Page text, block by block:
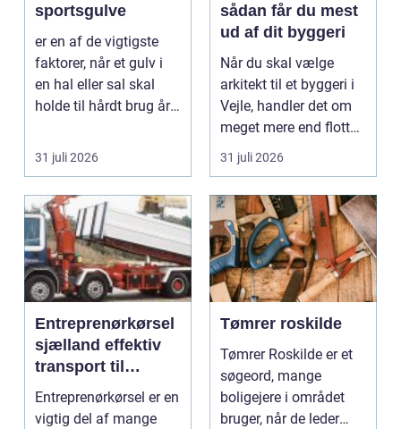
sportsgulve
er en af de vigtigste
faktorer, når et gulv i
en hal eller sal skal
holde til hårdt brug år
31 juli 2026
sådan får du mest
ud af dit byggeri
Når du skal vælge
arkitekt til et byggeri i
Vejle, handler det om
meget mere end flotte
streger på p...
31 juli 2026
Entreprenørkørsel
sjælland effektiv
transport til
bygge- og
anlægsopgaver
Entreprenørkørsel er en
vigtig del af mange
Tømrer roskilde
Tømrer Roskilde er et
søgeord, mange
boligejere i området
bruger, når de leder